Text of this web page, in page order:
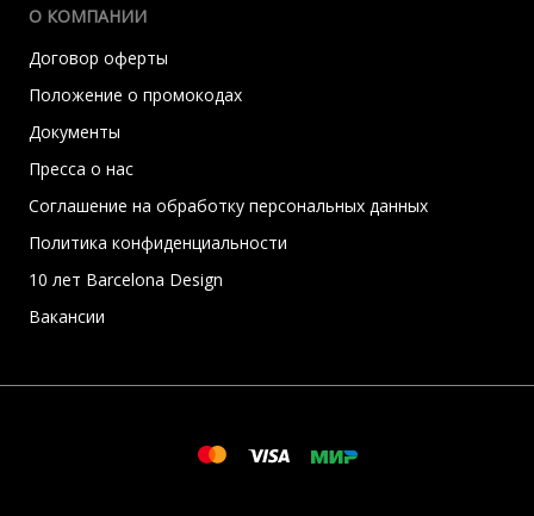
О КОМПАНИИ
Договор оферты
Положение о промокодах
Документы
Пресса о нас
Соглашение на обработку персональных данных
Политика конфиденциальности
10 лет Barcelona Design
Вакансии